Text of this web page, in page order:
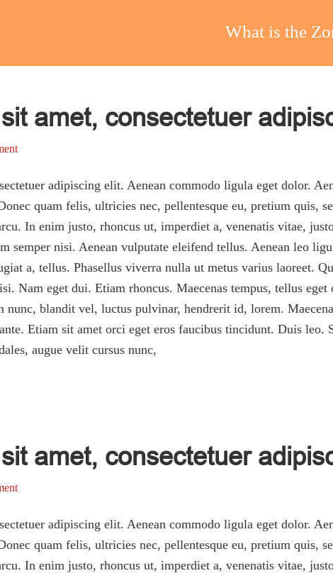
What is the
amet, consectetuer
adipiscing elit. Aenean commodo ligula eget dolor.
quam felis, ultricies nec, pellentesque eu, pretium quis,
In enim justo, rhoncus ut, imperdiet a, venenatis vitae,
semper nisi. Aenean vulputate eleifend tellus. Aenean leo
a, tellus. Phasellus viverra nulla ut metus varius laoreet.
Nam eget dui. Etiam rhoncus. Maecenas tempus, tellus
nunc, blandit vel, luctus pulvinar, hendrerit id, lorem.
Etiam sit amet orci eget eros faucibus tincidunt. Duis
augue velit cursus nunc,
amet, consectetuer
adipiscing elit. Aenean commodo ligula eget dolor.
quam felis, ultricies nec, pellentesque eu, pretium quis,
In enim justo, rhoncus ut, imperdiet a, venenatis vitae,